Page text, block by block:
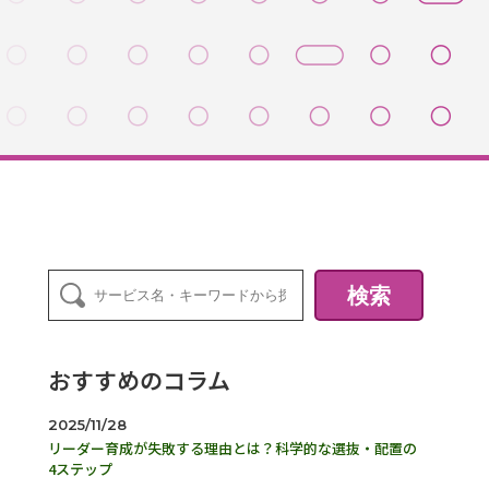
検索
おすすめのコラム
2025/11/28
リーダー育成が失敗する理由とは？科学的な選抜・配置の
4ステップ